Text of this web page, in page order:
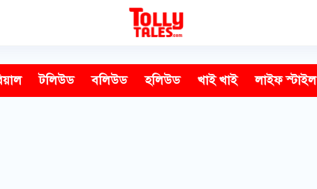
টলিউড বলিউড হলিউড খাই খাই লাইফ স্টাইল